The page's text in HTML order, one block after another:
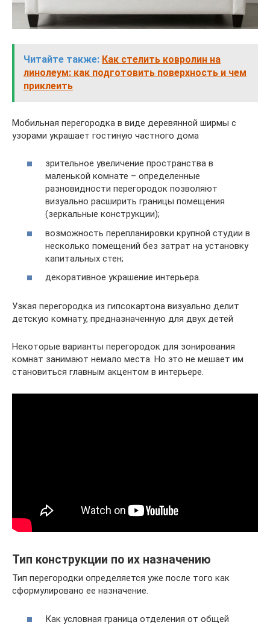
Читайте также: Как стелить ковролин на
линолеум: как подготовить поверхность и чем
приклеить
Мобильная перегородка в виде деревянной ширмы с
узорами украшает гостиную частного дома
зрительное увеличение пространства в
маленькой комнате – определенные
разновидности перегородок позволяют
визуально расширить границы помещения
(зеркальные конструкции);
возможность перепланировки крупной студии в
несколько помещений без затрат на установку
капитальных стен;
декоративное украшение интерьера.
Узкая перегородка из гипсокартона визуально делит
детскую комнату, предназначенную для двух детей
Некоторые варианты перегородок для зонирования
комнат занимают немало места. Но это не мешает им
становиться главным акцентом в интерьере.
Тип конструкции по их назначению
Тип перегородки определяется уже после того как
сформулировано ее назначение.
Как условная граница отделения от общей